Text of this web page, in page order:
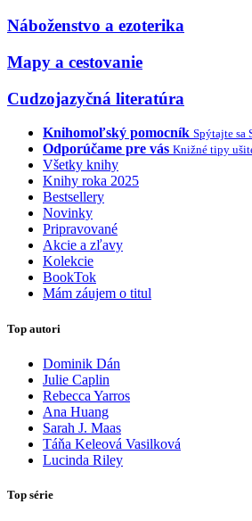
Náboženstvo a ezoterika
Mapy a cestovanie
Cudzojazyčná literatúra
Knihomoľský pomocník Spýtajte sa
Odporúčame pre vás Knižné tipy
Všetky knihy
Knihy roka 2025
Bestsellery
Novinky
Pripravované
Akcie a zľavy
Kolekcie
BookTok
Mám záujem o titul
Top autori
Dominik Dán
Julie Caplin
Rebecca Yarros
Ana Huang
Sarah J. Maas
Táňa Keleová Vasilková
Lucinda Riley
Top série